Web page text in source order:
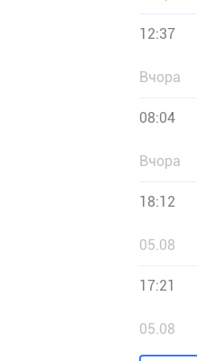
12:37
Вчора
08:04
Вчора
18:12
05.08
17:21
05.08